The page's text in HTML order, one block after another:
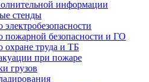
информации
стенды
пожарной безопасности и ГО
охране труда и ТБ
при пожаре
грузов